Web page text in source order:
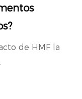
de HMF la